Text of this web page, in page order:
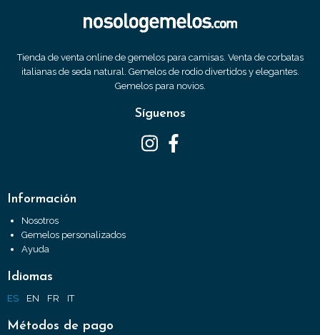
Tienda de venta online de gemelos para camisas. Venta de corbatas
italianas de seda natural. Gemelos de rodio divertidos y elegantes.
Gemelos para novios.
Síguenos
Información
Nosotros
Gemelos personalizados
Ayuda
Idiomas
ES EN FR IT
Métodos de pago